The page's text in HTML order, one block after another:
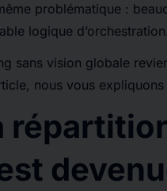
problématique :
logique d’orchestration.
sans vision globale
nous vous